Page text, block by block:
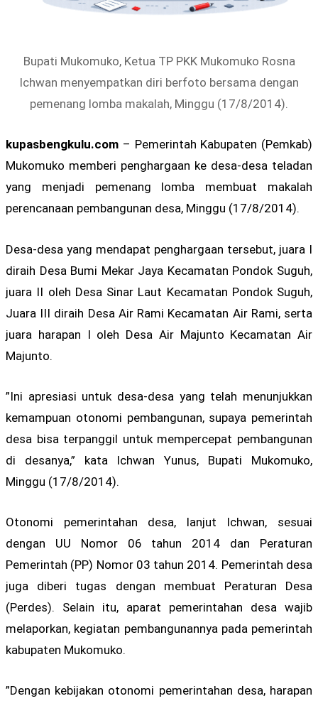
Bupati Mukomuko, Ketua TP PKK Mukomuko Rosna
Ichwan menyempatkan diri berfoto bersama dengan
pemenang lomba makalah, Minggu (17/8/2014).
kupasbengkulu.com – Pemerintah Kabupaten (Pemkab)
Mukomuko memberi penghargaan ke desa-desa teladan
yang menjadi pemenang lomba membuat makalah
perencanaan pembangunan desa, Minggu (17/8/2014).
Desa-desa yang mendapat penghargaan tersebut, juara I
diraih Desa Bumi Mekar Jaya Kecamatan Pondok Suguh,
juara II oleh Desa Sinar Laut Kecamatan Pondok Suguh,
Juara III diraih Desa Air Rami Kecamatan Air Rami, serta
juara harapan I oleh Desa Air Majunto Kecamatan Air
Majunto.
”Ini apresiasi untuk desa-desa yang telah menunjukkan
kemampuan otonomi pembangunan, supaya pemerintah
desa bisa terpanggil untuk mempercepat pembangunan
di desanya,” kata Ichwan Yunus, Bupati Mukomuko,
Minggu (17/8/2014).
Otonomi pemerintahan desa, lanjut Ichwan, sesuai
dengan UU Nomor 06 tahun 2014 dan Peraturan
Pemerintah (PP) Nomor 03 tahun 2014. Pemerintah desa
juga diberi tugas dengan membuat Peraturan Desa
(Perdes). Selain itu, aparat pemerintahan desa wajib
melaporkan, kegiatan pembangunannya pada pemerintah
kabupaten Mukomuko.
”Dengan kebijakan otonomi pemerintahan desa, harapan